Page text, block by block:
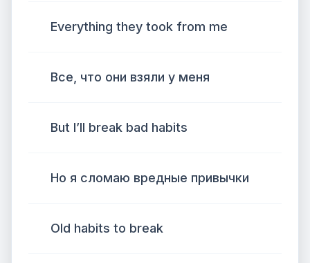
Everything they took from me
Все, что они взяли у меня
But I’ll break bad habits
Но я сломаю вредные привычки
Old habits to break